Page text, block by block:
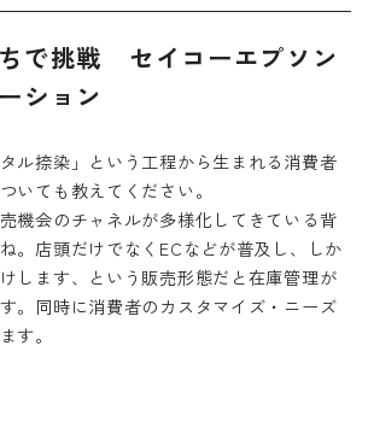
で挑戦 セイコーエプソン
ション
タル捺染」という工程から生まれる消費者
いても教えてください。
機会のチャネルが多様化してきている背
。店頭だけでなくECなどが普及し、しか
します、という販売形態だと在庫管理が
。同時に消費者のカスタマイズ・ニーズ
す。